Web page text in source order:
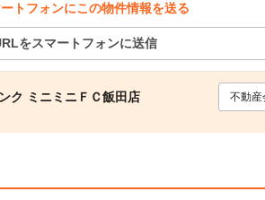
トフォンにこの物件情報を送る
をスマートフォンに送信
ク ミニミニＦＣ飯田店 不動産